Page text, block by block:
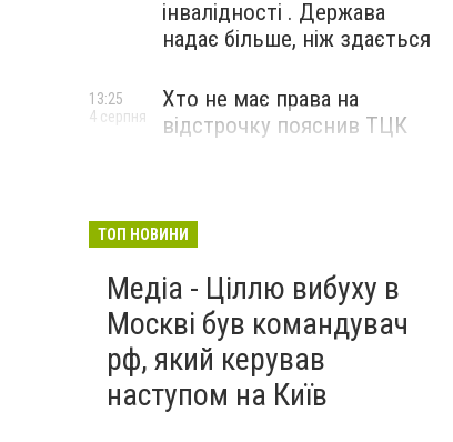
інвалідності . Держава
надає більше, ніж здається
Хто не має права на
відстрочку пояснив ТЦК
13:25
4 серпня
ТОП НОВИНИ
Медіа - Ціллю вибуху в
Москві був командувач
рф, який керував
наступом на Київ